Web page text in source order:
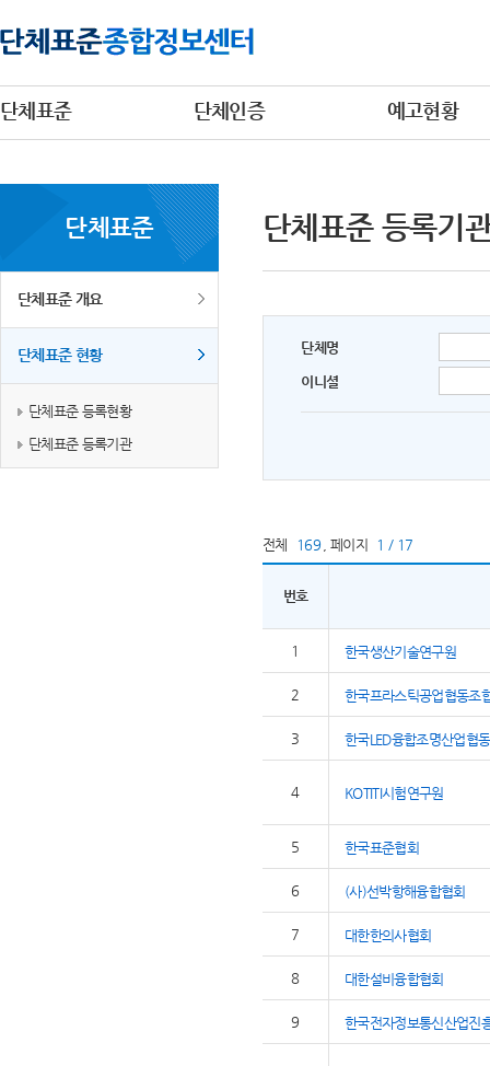
단체표준 단체인증 예고현황
단체표준
단체표준 개요
단체표준 현황
단체표준 등록현황
단체표준 등록기관
단체표준 등록기
단체명
이니셜
전체 169 페이지 1 / 17
번호
1 한국생산기술연구원
2 한국프라스틱공업협동조
3 한국LED융합조명산업협
4 KOTITI시험연구원
5 한국표준협회
6 (사)선박항해융합협회
7 대한한의사협회
8 대한설비융합협회
9 한국전자정보통신산업진